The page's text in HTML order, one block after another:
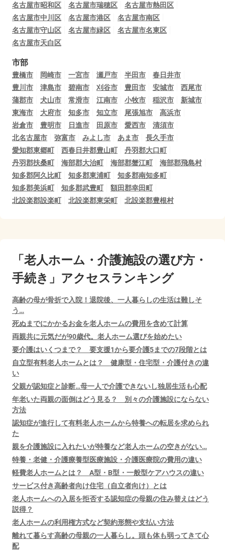
名古屋市昭和区
名古屋市瑞穂区
名古屋市熱田区
名古屋市中川区
名古屋市港区
名古屋市南区
名古屋市守山区
名古屋市緑区
名古屋市名東区
名古屋市天白区
市部
豊橋市 岡崎市 一宮市 瀬戸市 半田市
春日井市
豊川市
津島市 碧南市 刈谷市 豊田市 安城市
西尾市
蒲郡市
犬山市 常滑市 江南市 小牧市 稲沢市
新城市
東海市
大府市 知多市 知立市 尾張旭市
高浜市
岩倉市
豊明市 日進市 田原市 愛西市
清須市
北名古屋市
弥富市 みよし市 あま市
長久手市
愛知郡東郷町
西春日井郡豊山町
丹羽郡大口町
丹羽郡扶桑町
海部郡大治町 海部郡蟹江町
海部郡飛島村
知多郡阿久比町
知多郡東浦町
知多郡南知多町
知多郡美浜町
知多郡武豊町
額田郡幸田町
北設楽郡設楽町
北設楽郡東栄町 北設楽郡豊根村
「老人ホーム・介護施設の選び方・
手続き」アクセスランキング
高齢の母が骨折で入院！退院後、一人暮らしの生活は難しそ
う…
死ぬまでにかかるお金を老人ホームの費用を含めて計算
両親共に元気だが90歳代。老人ホーム選びを始めたい
要介護はいくつまで？ 要支援1から要介護5までの7段階とは
自立型有料老人ホームとは？ 健康型・住宅型・介護付きの違
い
父親が認知症と診断…母一人で介護できないし独居生活も心配
年老いた両親の面倒はどう見る？ 別々の介護施設にならない
方法
認知症が進行して有料老人ホームから特養への転居を求められ
た
親を介護施設に入れたいが特養など老人ホームの空きがない…
特養・老健・介護療養型医療施設・介護医療院の費用の違い
軽費老人ホームとは？ A型・B型・一般型ケアハウスの違い
サービス付き高齢者向け住宅（自立者向け）とは
老人ホームへの入居を拒否する認知症の母親の住み替えはどう
説得？
老人ホームの利用権方式など契約形態や支払い方法
離れて暮らす高齢の母親の一人暮らし。頭も体も弱ってきて心
配